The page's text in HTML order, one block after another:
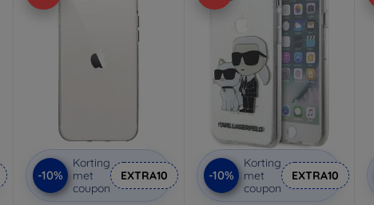
-10%
Korting
met
coupon
EXTRA10 -10%
Korting
met
coupon
EXTRA10